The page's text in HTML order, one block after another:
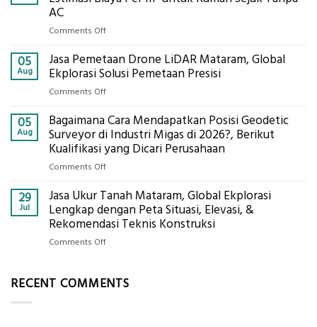
Ukur
Presisi
untuk
Akurat
AC
Comments Offon
Harga
Panel
di
2026,
ini
Estimasi
Per
m²
untuk
05
Aug
Jasa Pemetaan Drone LiDAR Mataram, Global
Ekplorasi Solusi Pemetaan Presisi
Comments Offon
Pemetaan
Drone
LiDAR
Mataram,
Solusi
Pemetaan
Presisi
05
Aug
Bagaimana Cara Mendapatkan Posisi Geodetic
Surveyor di Industri Migas di 2026?, Berikut
Kualifikasi yang Dicari Perusahaan
Comments Offon
Cara
Mendapatkan
Posisi
Migas
29
Jul
Jasa Ukur Tanah Mataram, Global Ekplorasi
Lengkap dengan Peta Situasi, Elevasi, &
Rekomendasi Teknis Konstruksi
Comments Offon
Tanah
RECENT COMMENTS